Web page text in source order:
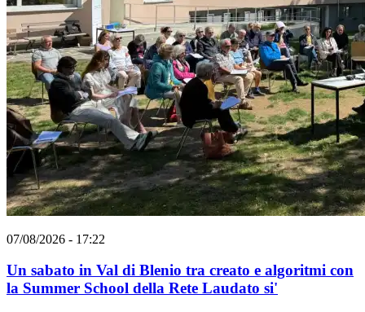
07/08/2026 - 17:22
Un sabato in Val di Blenio tra creato e algoritmi con
la Summer School della Rete Laudato si'